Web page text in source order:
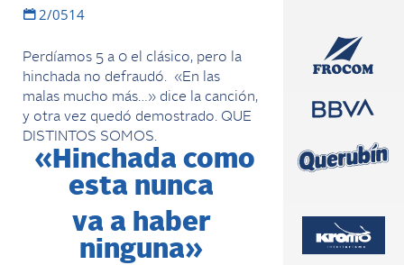
2/0514
Perdíamos 5 a 0 el clásico, pero la
hinchada no defraudó. «En las
malas mucho más…» dice la canción,
y otra vez quedó demostrado. QUE
DISTINTOS SOMOS.
«Hinchada como
esta nunca
va a haber
ninguna»